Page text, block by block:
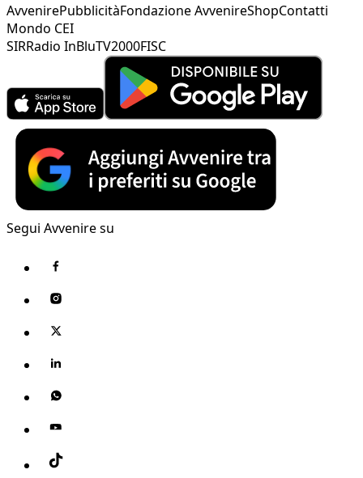
AvvenirePubblicitàFondazione AvvenireShopContatti
Mondo CEI
SIRRadio InBluTV2000FISC
Segui Avvenire su